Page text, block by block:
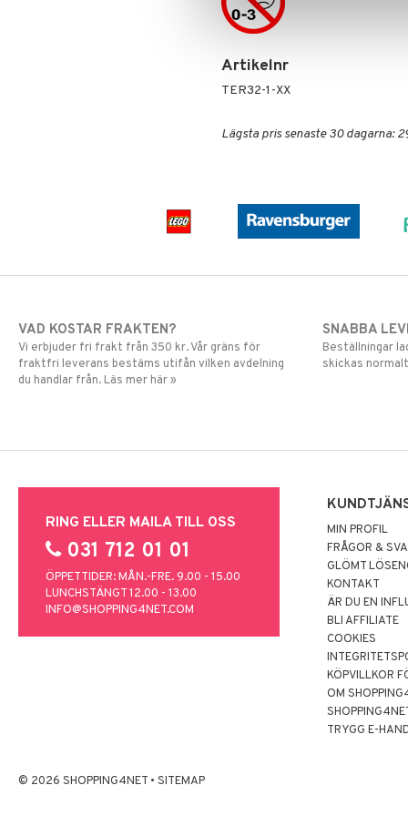
Artikelnr
TER32-1-XX
Lägsta pris senaste 30 dagarna:
Super Mario
VAD KOSTAR FRAKTEN?
Vi erbjuder fri frakt från 350 kr. Vår gräns för
fraktfri leverans bestäms utifån vilken avdelning
du handlar från. Läs mer här »
SNABBA
Beställningar
skickas
RING ELLER MAILA TILL OSS
031 712 01 01
ÖPPETTIDER: MÅN.-FRE. 9.00 - 15.00
LUNCHSTÄNGT 12.00 - 13.00
INFO@SHOPPING4NET.COM
MIN PROFIL
FRÅGOR &
GLÖMT
KONTAKT
ÄR DU EN
BLI AFFILIATE
COOKIES
KÖPVILLKOR
OM
TRYGG E-
© 2026 SHOPPING4NET • SITEMAP